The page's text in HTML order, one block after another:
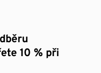
10 % při